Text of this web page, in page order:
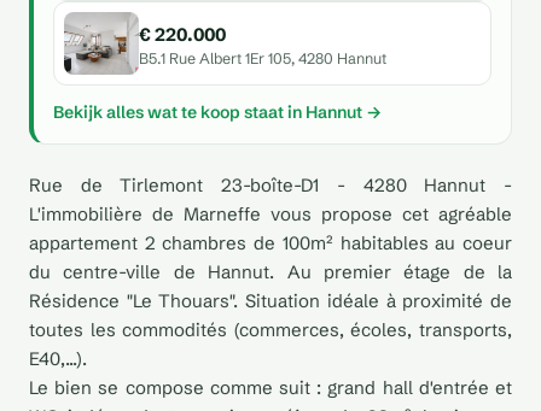
€ 220.000
B5.1 Rue Albert 1Er 105, 4280 Hannut
Bekijk alles wat te koop staat in Hannut →
Rue de Tirlemont 23-boîte-D1 - 4280 Hannut -
L'immobilière de Marneffe vous propose cet agréable
appartement 2 chambres de 100m² habitables au coeur
du centre-ville de Hannut. Au premier étage de la
Résidence "Le Thouars". Situation idéale à proximité de
toutes les commodités (commerces, écoles, transports,
E40,...).
Le bien se compose comme suit : grand hall d'entrée et